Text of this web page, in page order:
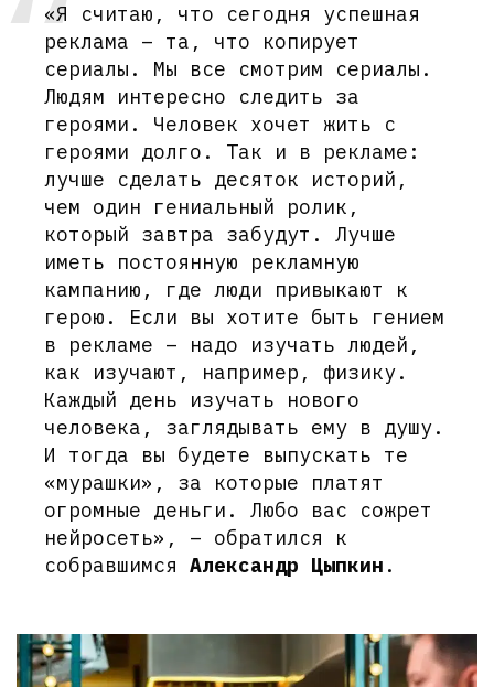
«Я считаю, что сегодня успешная
реклама – та, что копирует
сериалы. Мы все смотрим сериалы.
Людям интересно следить за
героями. Человек хочет жить с
героями долго. Так и в рекламе:
лучше сделать десяток историй,
чем один гениальный ролик,
который завтра забудут. Лучше
иметь постоянную рекламную
кампанию, где люди привыкают к
герою. Если вы хотите быть гением
в рекламе – надо изучать людей,
как изучают, например, физику.
Каждый день изучать нового
человека, заглядывать ему в душу.
И тогда вы будете выпускать те
«мурашки», за которые платят
огромные деньги. Любо вас сожрет
нейросеть», – обратился к
собравшимсяАлександр Цыпкин .